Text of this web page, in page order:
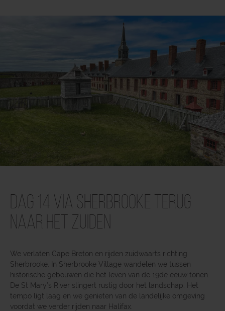
Dag 14 Via Sherbrooke terug
naar het zuiden
We verlaten Cape Breton en rijden zuidwaarts richting
Sherbrooke. In Sherbrooke Village wandelen we tussen
historische gebouwen die het leven van de 19de eeuw tonen.
De St Mary’s River slingert rustig door het landschap. Het
tempo ligt laag en we genieten van de landelijke omgeving
voordat we verder rijden naar Halifax.